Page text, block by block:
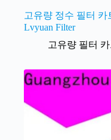
고유량 정수 필터
Lvyuan Filter
고유량 필터 카